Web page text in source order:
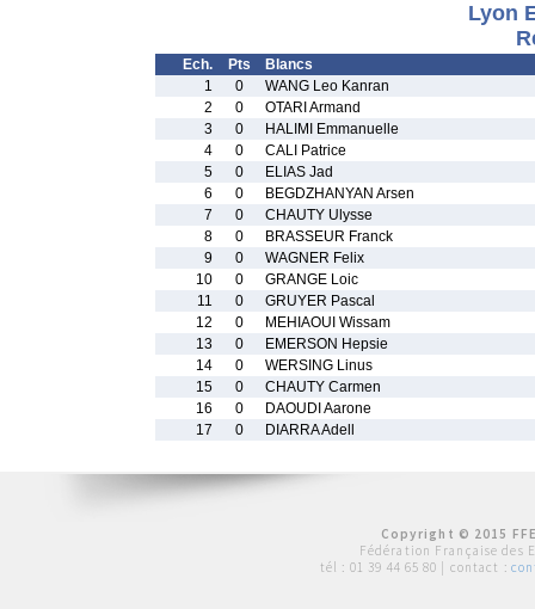
Lyon
Ech. Pts
Blancs
1
0
WANG Leo Kanran
2
0
OTARI Armand
3
0
HALIMI Emmanuelle
4
0
CALI Patrice
5
0
ELIAS Jad
6
0
BEGDZHANYAN Arsen
7
0
CHAUTY Ulysse
8
0
BRASSEUR Franck
9
0
WAGNER Felix
10
0
GRANGE Loic
11
0
GRUYER Pascal
12
0
MEHIAOUI Wissam
13
0
EMERSON Hepsie
14
0
WERSING Linus
15
0
CHAUTY Carmen
16
0
DAOUDI Aarone
17
0 DIARRA Adell
Copyright © 2015
Fédération Française des
tél : 01 39 44 65 80 | contact :